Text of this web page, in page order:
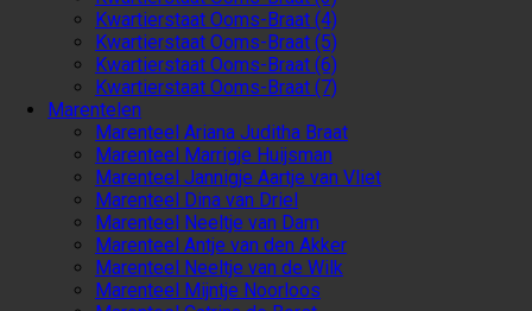
Kwartierstaat Ooms-Braat (4)
Kwartierstaat Ooms-Braat (5)
Kwartierstaat Ooms-Braat (6)
Kwartierstaat Ooms-Braat (7)
Marentelen
Marenteel Ariana Juditha Braat
Marenteel Marrigje Huijsman
Marenteel Jannigje Aartje van Vliet
Marenteel Dina van Driel
Marenteel Neeltje van Dam
Marenteel Antje van den Akker
Marenteel Neeltje van de Wilk
Marenteel Mijntje Noorloos